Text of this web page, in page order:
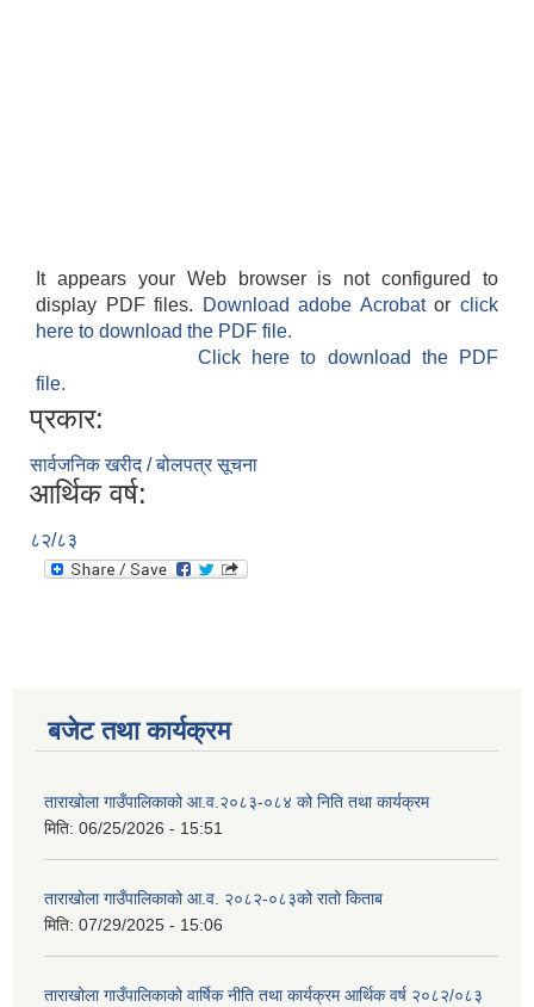
It appears your Web browser is not configured to
display PDF files.
Download adobe Acrobatorclick
here to download the PDF file.
Click here to download the PDF
file.
प्रकार:
सार्वजनिक खरीद / बोलपत्र सूचना
आर्थिक वर्ष:
८२/८३
बजेट तथा कार्यक्रम
ताराखोला गाउँपालिकाको आ.व.२०८३-०८४ को निति तथा कार्यक्रम
मिति: 06/25/2026 - 15:51
ताराखोला गाउँपालिकाको आ.व. २०८२-०८३को रातो किताब
मिति: 07/29/2025 - 15:06
ताराखोला गाउँपालिकाको वार्षिक नीति तथा कार्यक्रम आर्थिक वर्ष २०८२/०८३